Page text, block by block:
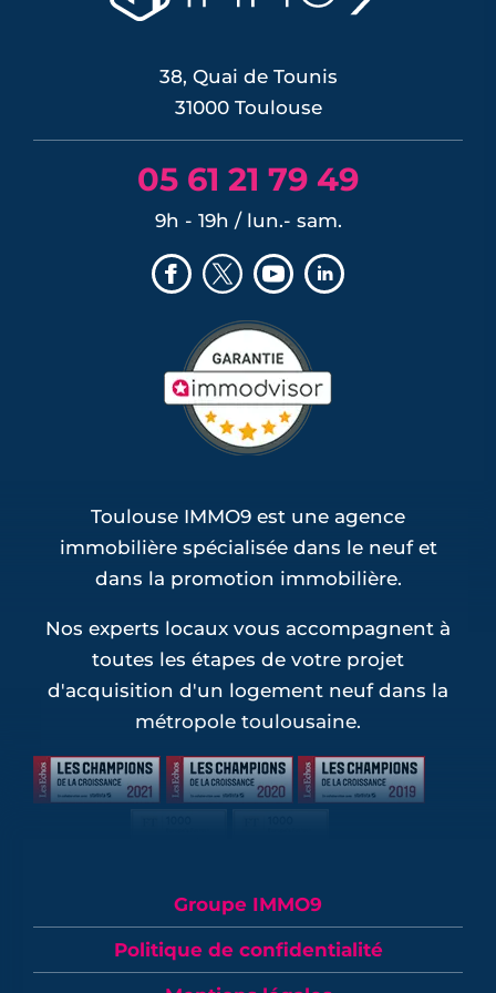
commune...
38, Quai de Tounis
31000 Toulouse
05 61 21 79 49
9h - 19h / lun.- sam.
Toulouse IMMO9 est une agence
immobilière spécialisée dans le neuf et
dans la promotion immobilière.
Nos experts locaux vous accompagnent à
toutes les étapes de votre projet
d'acquisition d'un logement neuf dans la
métropole toulousaine.
Groupe IMMO9
Politique de confidentialité